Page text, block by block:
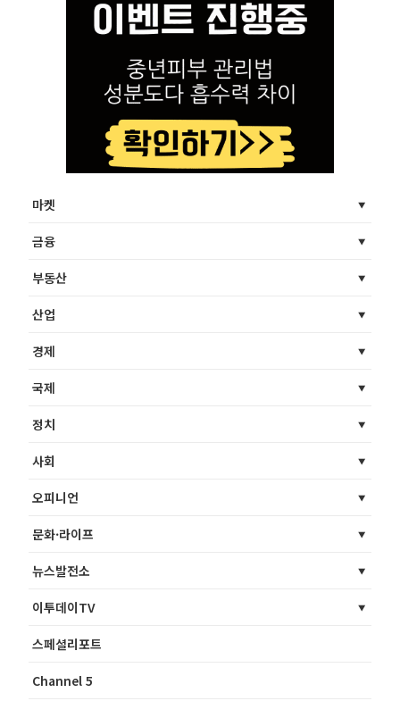
마켓
금융
부동산
산업
경제
국제
정치
사회
오피니언
문화·라이프
뉴스발전소
이투데이TV
스페셜리포트
Channel 5